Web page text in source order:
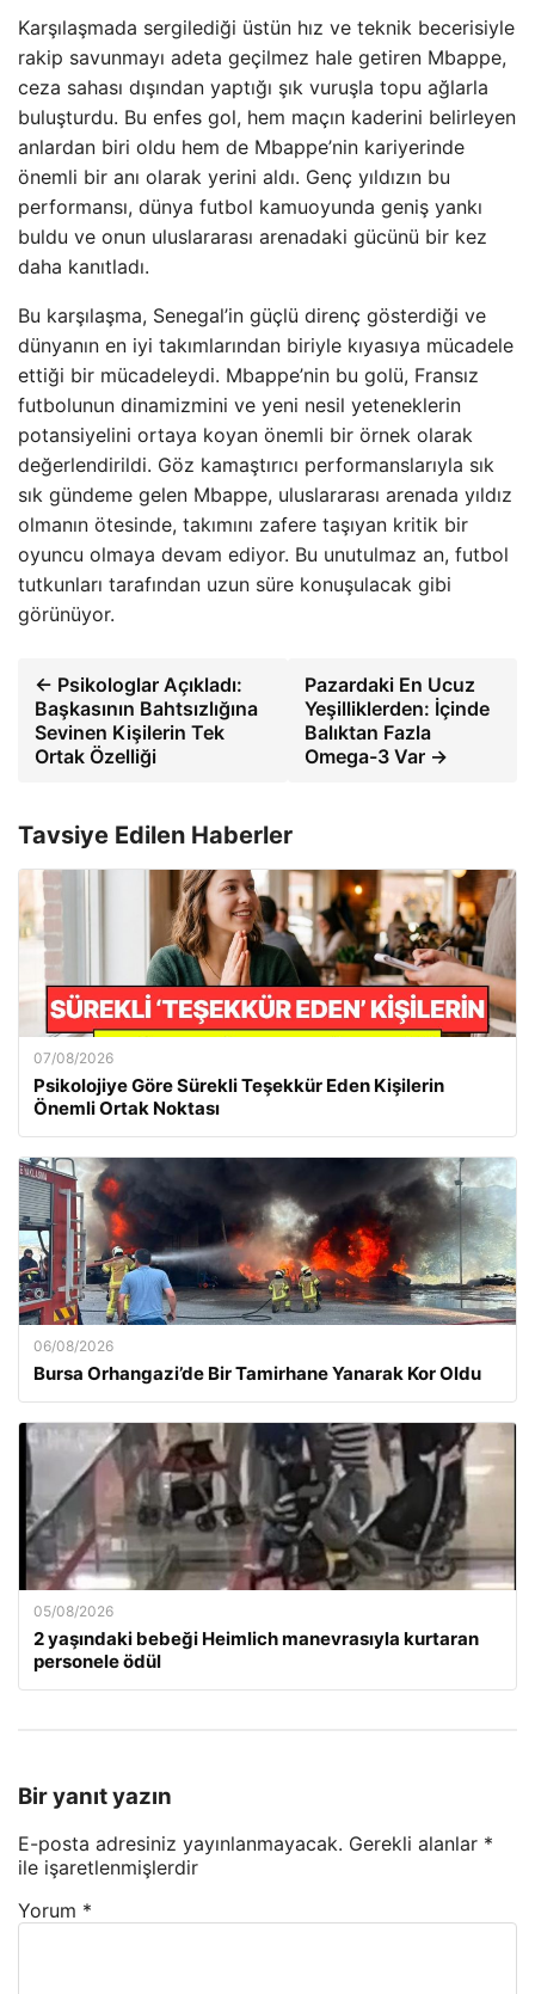
Karşılaşmada sergilediği üstün hız ve teknik becerisiyle
rakip savunmayı adeta geçilmez hale getiren Mbappe,
ceza sahası dışından yaptığı şık vuruşla topu ağlarla
buluşturdu. Bu enfes gol, hem maçın kaderini belirleyen
anlardan biri oldu hem de Mbappe’nin kariyerinde
önemli bir anı olarak yerini aldı. Genç yıldızın bu
performansı, dünya futbol kamuoyunda geniş yankı
buldu ve onun uluslararası arenadaki gücünü bir kez
daha kanıtladı.
Bu karşılaşma, Senegal’in güçlü direnç gösterdiği ve
dünyanın en iyi takımlarından biriyle kıyasıya mücadele
ettiği bir mücadeleydi. Mbappe’nin bu golü, Fransız
futbolunun dinamizmini ve yeni nesil yeteneklerin
potansiyelini ortaya koyan önemli bir örnek olarak
değerlendirildi. Göz kamaştırıcı performanslarıyla sık
sık gündeme gelen Mbappe, uluslararası arenada yıldız
olmanın ötesinde, takımını zafere taşıyan kritik bir
oyuncu olmaya devam ediyor. Bu unutulmaz an, futbol
tutkunları tarafından uzun süre konuşulacak gibi
görünüyor.
← Psikologlar Açıkladı:
Başkasının Bahtsızlığına
Sevinen Kişilerin Tek
Ortak Özelliği
Pazardaki En Ucuz
Yeşilliklerden: İçinde
Balıktan Fazla
Omega-3 Var →
Tavsiye Edilen Haberler
07/08/2026
Psikolojiye Göre Sürekli Teşekkür Eden Kişilerin
Önemli Ortak Noktası
06/08/2026
Bursa Orhangazi’de Bir Tamirhane Yanarak Kor Oldu
05/08/2026
2 yaşındaki bebeği Heimlich manevrasıyla kurtaran
personele ödül
Bir yanıt yazın
E-posta adresiniz yayınlanmayacak. Gerekli alanlar *
ile işaretlenmişlerdir
Yorum *